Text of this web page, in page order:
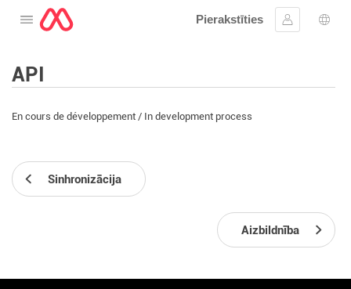
Atveriet izvēlni
Pierakstīties
Ielogoties
API
En cours de développement / In development process
Sinhronizācija
Aizbildnība